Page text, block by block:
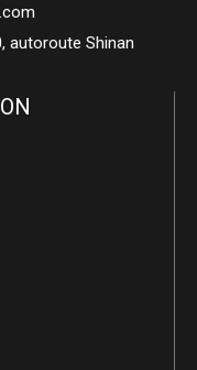
autoroute Shinan